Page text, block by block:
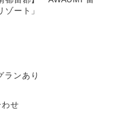
ゾート」
ランあり
せ